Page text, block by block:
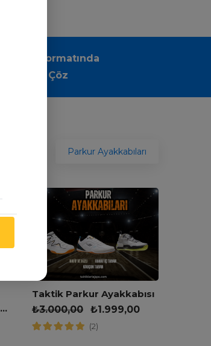
Sınav Formatında
Sorular Çöz
Parkur Ayakkabıları
Taktik Parkur Ayakkabısı
₺3.000,00 ₺1.999,00
(2)